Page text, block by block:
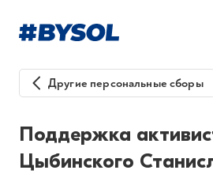
Другие персональные сборы
Поддержка
Цыбинского